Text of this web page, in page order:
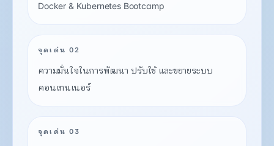
Docker & Kubernetes Bootcamp
จุดเด่น 02
ความมั่นใจในการพัฒนา ปรับใช้ และขยายระบบ
คอนเทนเนอร์
จุดเด่น 03